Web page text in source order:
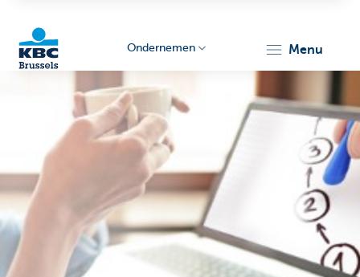
Ondernemers
Ondernemen menu